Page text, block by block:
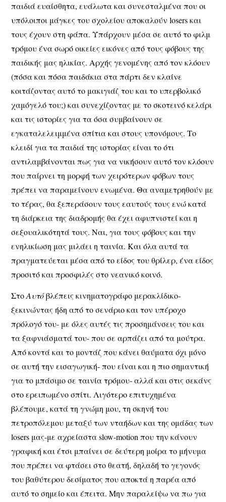
παιδιά ευαίσθητα, ευάλωτα και συνεσταλμένα που οι
υπόλοιποι μάγκες του σχολείου αποκαλούν losers και
τους έχουν στη φάπα. Υπάρχουν μέσα σε αυτό το φιλμ
τρόμου ένα σωρό οικείες εικόνες από τους φόβους της
παιδικής μας ηλικίας. Αρχής γενομένης από τον κλόουν
(πόσα και πόσα παιδάκια στα πάρτι δεν κλαίνε
κοιτάζοντας αυτό το μακιγιάζ του και το υπερβολικό
χαμόγελό του;) και συνεχίζοντας με το σκοτεινό κελάρι
και τις ιστορίες για τα όσα συμβαίνουν σε
εγκαταλελειμμένα σπίτια και στους υπονόμους. Το
κλειδί για τα παιδιά της ιστορίας είναι το ότι
αντιλαμβάνονται πως για να νικήσουν αυτό τον κλόουν
που παίρνει τη μορφή των χειρότερων φόβων τους
πρέπει να παραμείνουν ενωμένα. Θα αναμετρηθούν με
το τέρας, θα ξεπεράσουν τους εαυτούς τους ενώ κατά
τη διάρκεια της διαδρομής θα έχει αφυπνιστεί και η
σεξουαλικότητά τους. Ναι, για τους φόβους και την
ενηλικίωση μας μιλάει η ταινία. Και όλα αυτά τα
πραγματεύεται μέσα από το είδος του θρίλερ, ένα είδος
προσιτό και προσφιλές στο νεανικό κοινό.
ΣτοΑυτόβλέπεις κινηματογράφο μερακλίδικο-
ξεκινώντας ήδη από το σενάριο και τον υπέροχο
πρόλογό του- με όλες αυτές τις προσημάνσεις του και
τα ξαφνιάσματά του- που σε αρπάζει από τα μούτρα.
Από κοντά και το μοντάζ που κάνει θαύματα όχι μόνο
σε αυτή την εισαγωγική- που είναι και η πιο σημαντική
για το μπάσιμο σε ταινία τρόμου- αλλά και στις σεκάνς
στο ερειπωμένο σπίτι. Λιγότερο επιτυχημένα
βλέπουμε, κατά τη γνώμη μου, τη σκηνή του
πετροπόλεμου μεταξύ των νταήδων και της ομάδας των
losers μας-με αχρείαστα slow-motion που την κάνουν
γραφική και έτσι μπαίνει σε δεύτερη μοίρα το μήνυμα
που πρέπει να φτάσει στο θεατή, δηλαδή το γεγονός
του βαθύτερου δεσίματος που αποκτά η παρέα από
αυτό το σημείο και έπειτα. Μην παραλείψω να πω για